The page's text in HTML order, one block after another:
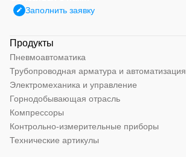
Заполнить заявку
Продукты
Пневмоавтоматика
Трубопроводная арматура и автоматизация
Электромеханика и управление
Горнодобывающая отрасль
Компрессоры
Контрольно-измерительные приборы
Технические артикулы